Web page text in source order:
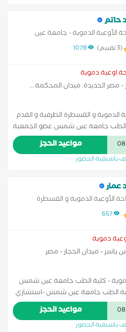
حاتم
الأوعية الدموية - جامعة عين
(3 تقييم) 1078
اوعية دموية
- مصر الجديدة. ميدان المحكمة...
الدموية و القسطرة الطرفية و القدم
الطب جامعة عين شمس عضو الجمعية
عضو الجمعية المصرية لجراحة
للجراحين بانجلترا استشاري علاج
و القدم السكري علاج دوالي
علاج البواسير و الشرخ الشرجي
المنظار الجراحى
مواعيد الحجز
باسبقية الحضور
عمار
الأوعية الدموية و القسطرة
السكري
657
دموية
ياسر - ميدان الحجاز - مصر
- كلية الطب جامعة عين شمس
الطب جامعة عين شمس -استشاري
بكلية الطب - جامعة عين شمس
الأوعية الدموية و التداخلية
مواعيد الحجز
باسبقية الحضور